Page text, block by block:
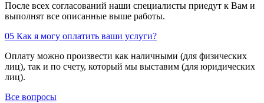
После всех согласований наши специалисты приедут к Вам и
выполнят все описанные выше работы.
05 Как я могу оплатить ваши услуги?
Оплату можно произвести как наличными (для физических
лиц), так и по счету, который мы выставим (для юридических
лиц).
Все вопросы